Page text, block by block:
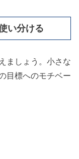
い分ける
ましょう。小さな
目標へのモチベー